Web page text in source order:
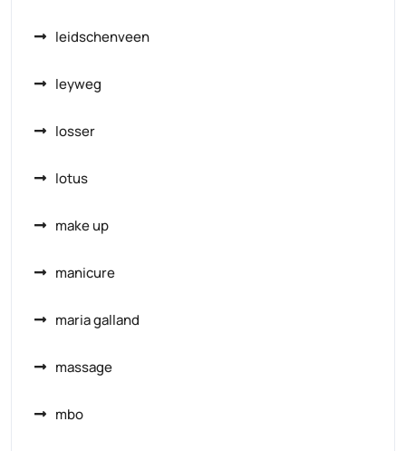
leidschenveen
leyweg
losser
lotus
make up
manicure
maria galland
massage
mbo